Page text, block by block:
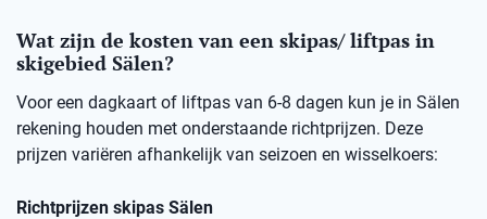
Wat zijn de kosten van een skipas/ liftpas in
skigebied Sälen?
Voor een dagkaart of liftpas van 6-8 dagen kun je in Sälen
rekening houden met onderstaande richtprijzen. Deze
prijzen variëren afhankelijk van seizoen en wisselkoers:
Richtprijzen skipas Sälen